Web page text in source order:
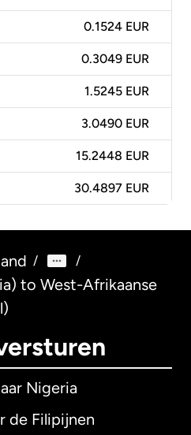
0.1524 EUR
0.3049 EUR
1.5245 EUR
3.0490 EUR
15.2448 EUR
30.4897 EUR
/ /
to West-Afrikaanse
Nigeria
de Filipijnen